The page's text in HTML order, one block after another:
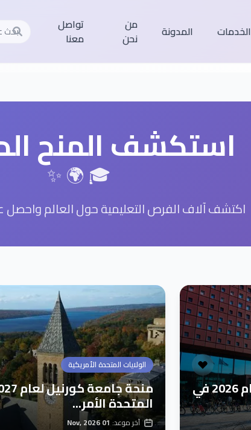
الخدمات المدونة
من
نحن
تواصل
معنا
بحث
استكشف المنح
🎓 🌍 ✨
اكتشف آلاف الفرص التعليمية حول العالم واحصل
منحة جامعة لينشوبينغ الدولية لعام 2026 في
الولايات المتحدة الأمريكية
المتحدة الأمر...
آخر موعد: 01 Nov, 2026